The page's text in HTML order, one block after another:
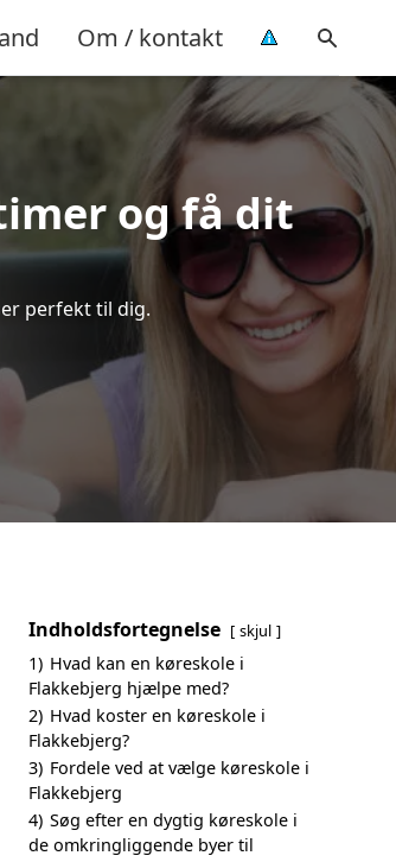
Om / kontakt
og få dit
perfekt til dig.
Indholdsfortegnelse skjul
1) Hvad kan en køreskole i
Flakkebjerg hjælpe med?
2) Hvad koster en køreskole i
Flakkebjerg?
3) Fordele ved at vælge køreskole i
Flakkebjerg
4) Søg efter en dygtig køreskole i
de omkringliggende byer til